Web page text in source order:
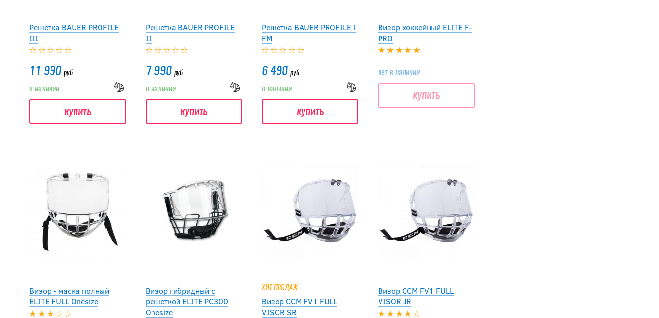
Решетка BAUER PROFILE
III
11 990 руб.
в наличии
купить
Решетка BAUER PROFILE
II
7 990 руб.
в наличии
купить
Решетка BAUER PROFILE I
FM
6 490 руб.
в наличии
купить
Визор хоккейный ELITE F-
PRO
нет в наличии
купить
Визор - маска полный
ELITE FULL Onesize
Визор гибридный с
решеткой ELITE PC300
Onesize
ХИТ ПРОДАЖ
Визор CCM FV1 FULL
VISOR SR
Визор CCM FV1 FULL
VISOR JR